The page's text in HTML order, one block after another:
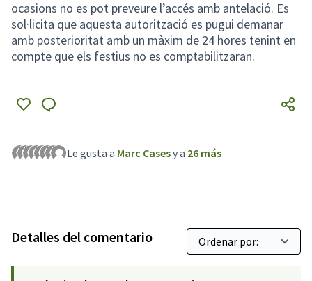
ocasions no es pot preveure l’accés amb antelació. Es
sol·licita que aquesta autorització es pugui demanar
amb posterioritat amb un màxim de 24 hores tenint en
compte que els festius no es comptabilitzaran.
Le gusta a Marc Casesy a 26 más
Detalles del comentario